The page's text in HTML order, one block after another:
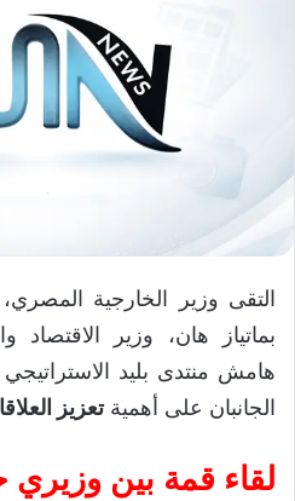
التقى وزير الخارجية
بماتياز هان، وزير الاقتصاد
الجانبان على أهميةتعزيز
لقاء قمة بين وزيري